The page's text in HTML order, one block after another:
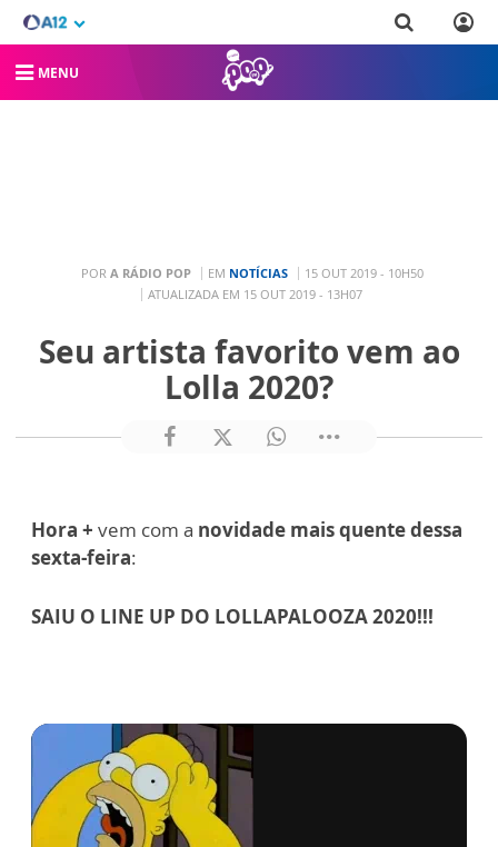
MENU
POR A RÁDIO POP EM NOTÍCIAS
15 OUT 2019 - 10H50
ATUALIZADA EM 15 OUT 2019 - 13H07
Seu artista favorito vem ao
Lolla 2020?
Hora + vem com a novidade mais quente dessa
sexta-feira:
SAIU O LINE UP DO LOLLAPALOOZA 2020!!!